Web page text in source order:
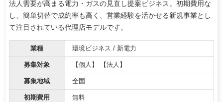
法人需要が高まる電力・ガスの見直し提案ビジネス。初期費用な
し、簡単切替で成約率も高く、営業経験を活かせる新規事業とし
て注目されている代理店モデルです。
業種 環境ビジネス / 新電力
募集対象 【個人】 【法人】
募集地域 全国
初期費用 無料